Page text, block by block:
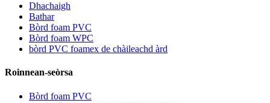
Dhachaigh
Bathar
Bòrd foam PVC
Bòrd foam WPC
bòrd PVC foamex de chàileachd àrd
Roinnean-seòrsa
Bòrd foam PVC